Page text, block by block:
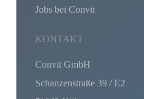
Jobs bei Convit
KONTAKT
Convit GmbH
Schanzenstraße 39 / E2